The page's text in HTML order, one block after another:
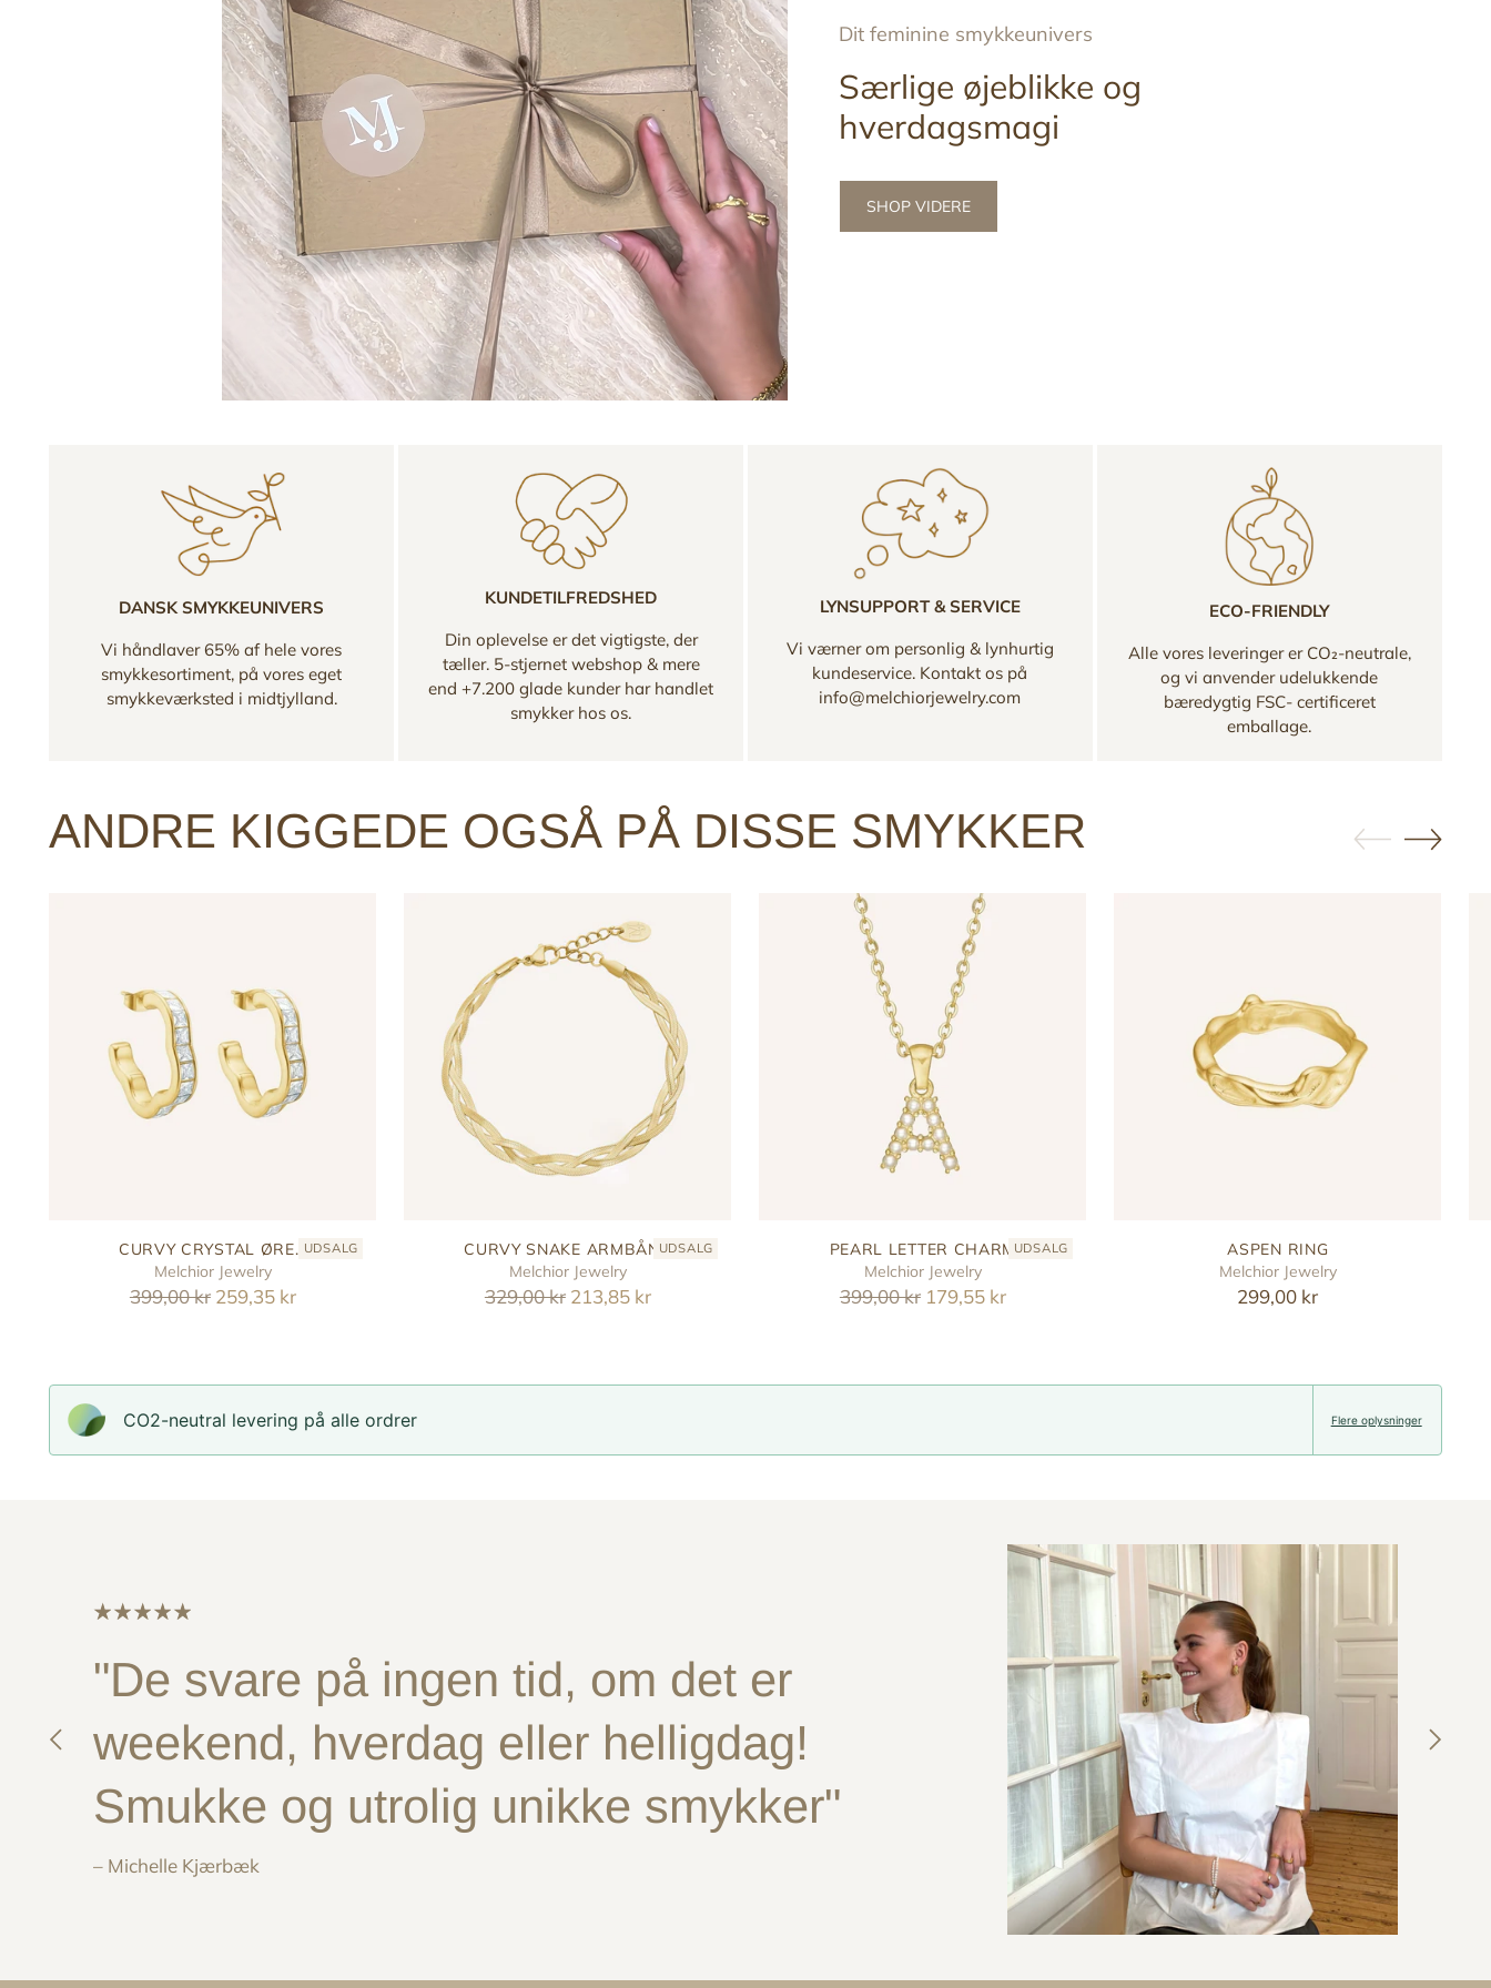
Dit feminine smykkeunivers
Særlige øjeblikke og
hverdagsmagi
SHOP VIDERE
DANSK SMYKKEUNIVERS
Vi håndlaver 65% af hele vores
smykkesortiment, på vores eget
smykkeværksted i midtjylland.
KUNDETILFREDSHED
Din oplevelse er det vigtigste, der
tæller. 5-stjernet webshop & mere
end +7.200 glade kunder har handlet
smykker hos os.
LYNSUPPORT & SERVICE
Vi værner om personlig & lynhurtig
kundeservice. Kontakt os på
info@melchiorjewelry.com
ECO-FRIENDLY
Alle vores leveringer er CO₂-neutrale,
og vi anvender udelukkende
bæredygtig FSC- certificeret
emballage.
ANDRE KIGGEDE OGSÅ PÅ DISSE SMYKKER
CURVY CRYSTAL ØRE...UDSALG
Melchior Jewelry
Reguler
399,00 kr 259,35 kr
CURVY SNAKE ARMBÅNDUDSALG
Melchior Jewelry
Reguler
329,00 kr 213,85 kr
PEARL LETTER CHARMUDSALG
Melchior Jewelry
Reguler
399,00 kr 179,55 kr
ASPEN RING
Melchior Jewelry
299,00 kr
CO2-neutral levering på alle ordrer Flere oplysninger
"De svare på ingen tid, om det er
weekend, hverdag eller helligdag!
Smukke og utrolig unikke smykker"
– Michelle Kjærbæk